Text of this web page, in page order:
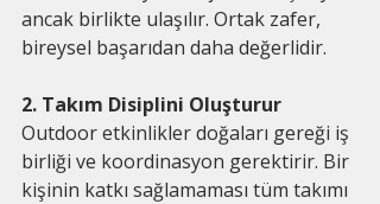
ancak birlikte ulaşılır. Ortak zafer,
bireysel başarıdan daha değerlidir.
2. Takım Disiplini Oluşturur
Outdoor etkinlikler doğaları gereği iş
birliği ve koordinasyon gerektirir. Bir
kişinin katkı sağlamaması tüm takımı